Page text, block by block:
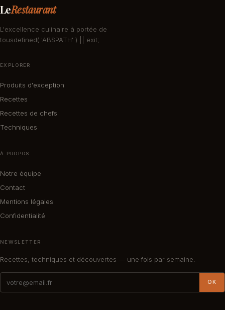
LeRestaurant
L'excellence culinaire à portée de
tousdefined( 'ABSPATH' ) || exit;
EXPLORER
Produits d'exception
Recettes
Recettes de chefs
Techniques
À PROPOS
Notre équipe
Contact
Mentions légales
Confidentialité
NEWSLETTER
Recettes, techniques et découvertes — une fois par semaine.
OK